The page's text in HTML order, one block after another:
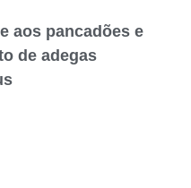
aos pancadões e
de adegas